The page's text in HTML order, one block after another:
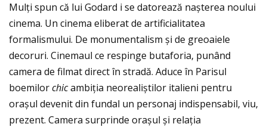
Mulţi spun că lui Godard i se datorează nașterea noului
cinema. Un cinema eliberat de artificialitatea
formalismului. De monumentalism și de greoaiele
decoruri. Cinemaul ce respinge butaforia, punând
camera de filmat direct în stradă. Aduce în Parisul
boemilorchicambiţia neorealiștilor italieni pentru
orașul devenit din fundal un personaj indispensabil, viu,
prezent. Camera surprinde orașul și relaţia